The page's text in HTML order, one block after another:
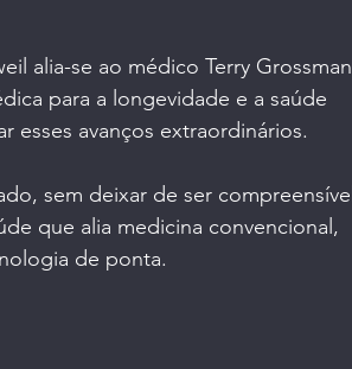
alia-se ao médico Terry Grossman
para a longevidade e a saúde
esses avanços extraordinários.
sem deixar de ser compreensível
que alia medicina convencional,
de ponta.